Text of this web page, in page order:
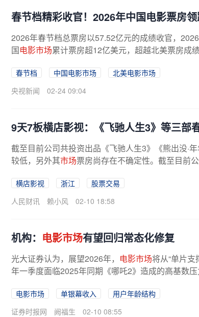
春节档精彩收官！2026年中国电影票房
2026年春节档总票房以57.52亿元的成绩收官，
国电影市场累计票房超12亿美元，超越北美票房成
春节档 中国电影市场
北美电影市场
央视新闻
02-24 09:04
9天7板横店影视：《飞驰人生3》等三部
截至目前公司共投资出品《飞驰人生3》《熊出没·
较低，另外其市场票房尚存在不确定性。截至目前
横店影视 浙江
股票交易
人民财讯
赖小风 02-10 18:58
机构： 电影市场有望回归常态化修复
光大证券认为，展望2026年， 电影市场将从“单片支
年一季度面临2025年同期《哪吒2》造成的高基数
电影市场 单银幕收入
用户年龄结构
证券时报网
阙福生 02-10 08:55